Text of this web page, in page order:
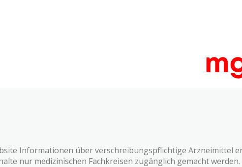
Informationen über verschreibungspflichtige Arzneimittel
nur medizinischen Fachkreisen zugänglich gemacht werden.